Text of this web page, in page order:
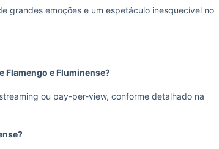
grandes emoções e um espetáculo inesquecível no
Flamengo e Fluminense?
ou pay-per-view, conforme detalhado na